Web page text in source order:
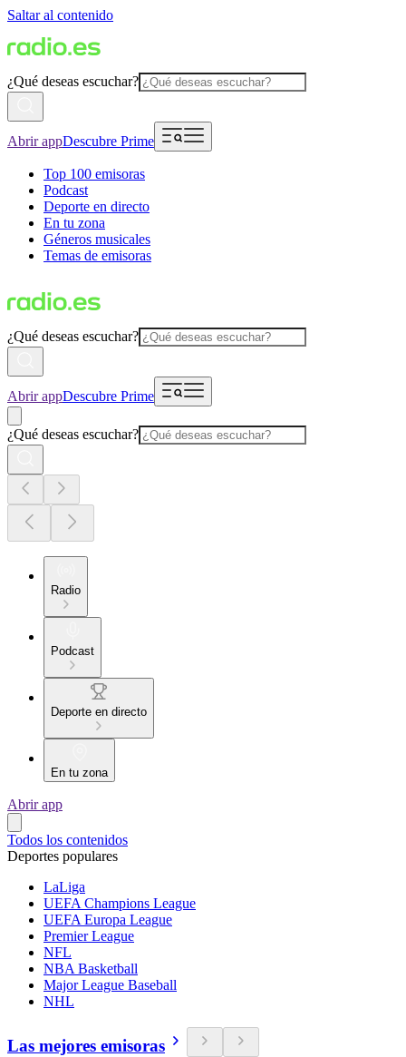
Saltar al contenido
¿Qué deseas escuchar?
Abrir appDescubre Prime
Top 100 emisoras
Podcast
Deporte en directo
En tu zona
Géneros musicales
Temas de emisoras
¿Qué deseas escuchar?
Abrir appDescubre Prime
¿Qué deseas escuchar?
Radio
Podcast
Deporte en directo
En tu zona
Abrir app
Todos los contenidos
Deportes populares
LaLiga
UEFA Champions League
UEFA Europa League
Premier League
NFL
NBA Basketball
Major League Baseball
NHL
Las mejores emisoras